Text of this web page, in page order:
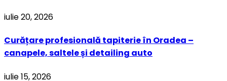
iulie 20, 2026
Curățare profesională tapiterie în Oradea –
canapele, saltele și detailing auto
iulie 15, 2026